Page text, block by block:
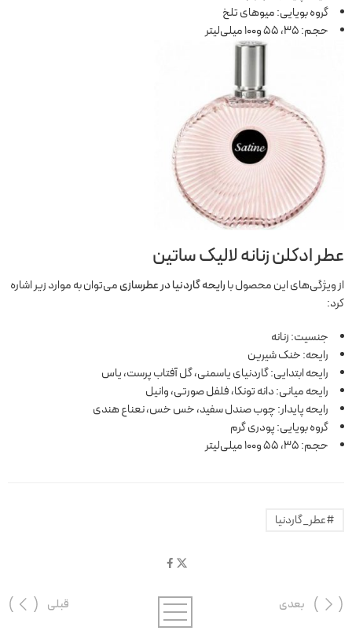
گروه بویایی: میوه‎ای تلخ
حجم: 35، 55 و100 میلی‌لیتر
عطر ادکلن زنانه لالیک ساتین
از ویژگی‌های این محصول بارایحه گاردنیا در عطرسازیمی‌توان به موارد زیر اشاره
کرد:
جنسیت: زنانه
رایحه: خنک شیرین
رایحه ابتدایی: گاردنیای یاسمنی، گل آفتاب پرست، یاس
رایحه میانی: دانه تونکا، فلفل صورتی، وانیل
رایحه پایدار: چوب صندل سفید، خس خس، نعناع هندی
گروه بویایی: پودری گرم
حجم: 35، 55 و100 میلی‌لیتر
#عطر_گاردنیا
قبلی بعدی